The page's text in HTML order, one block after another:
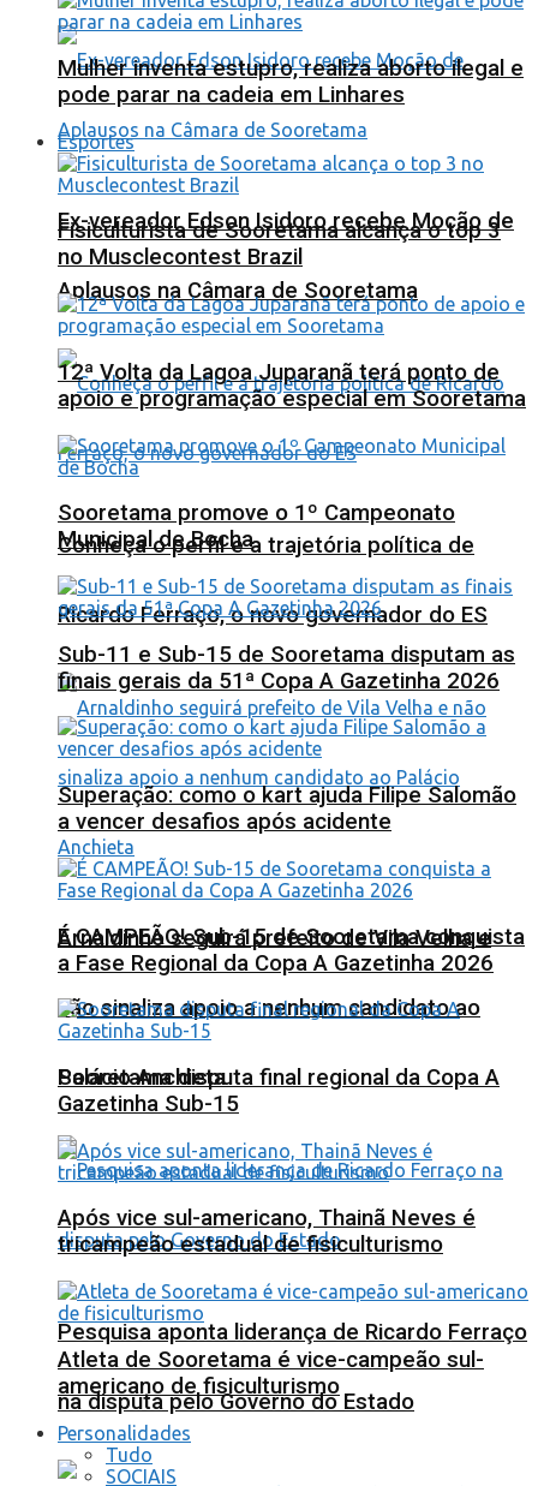
Ex-vereador Edson Isidoro recebe Moção de
Aplausos na Câmara de Sooretama
Conheça o perfil e a trajetória política de
Ricardo Ferraço, o novo governador do ES
Arnaldinho seguirá prefeito de Vila Velha e
não sinaliza apoio a nenhum candidato ao
Palácio Anchieta
Pesquisa aponta liderança de Ricardo Ferraço
na disputa pelo Governo do Estado
Mulher inventa estupro, realiza aborto ilegal e
pode parar na cadeia em Linhares
Esportes
Fisiculturista de Sooretama alcança o top 3
no Musclecontest Brazil
12ª Volta da Lagoa Juparanã terá ponto de
apoio e programação especial em Sooretama
Sooretama promove o 1º Campeonato
Municipal de Bocha
Sub-11 e Sub-15 de Sooretama disputam as
finais gerais da 51ª Copa A Gazetinha 2026
Superação: como o kart ajuda Filipe Salomão
a vencer desafios após acidente
É CAMPEÃO! Sub-15 de Sooretama conquista
a Fase Regional da Copa A Gazetinha 2026
Sooretama disputa final regional da Copa A
Gazetinha Sub-15
Após vice sul-americano, Thainã Neves é
tricampeão estadual de fisiculturismo
Atleta de Sooretama é vice-campeão sul-
americano de fisiculturismo
Personalidades
Tudo
SOCIAIS